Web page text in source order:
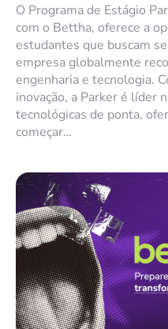
O Programa de Estágio
com o Bettha, oferece a
estudantes que buscam
empresa globalmente
engenharia e tecnologia.
inovação, a Parker é líder
tecnológicas de ponta,
começar…